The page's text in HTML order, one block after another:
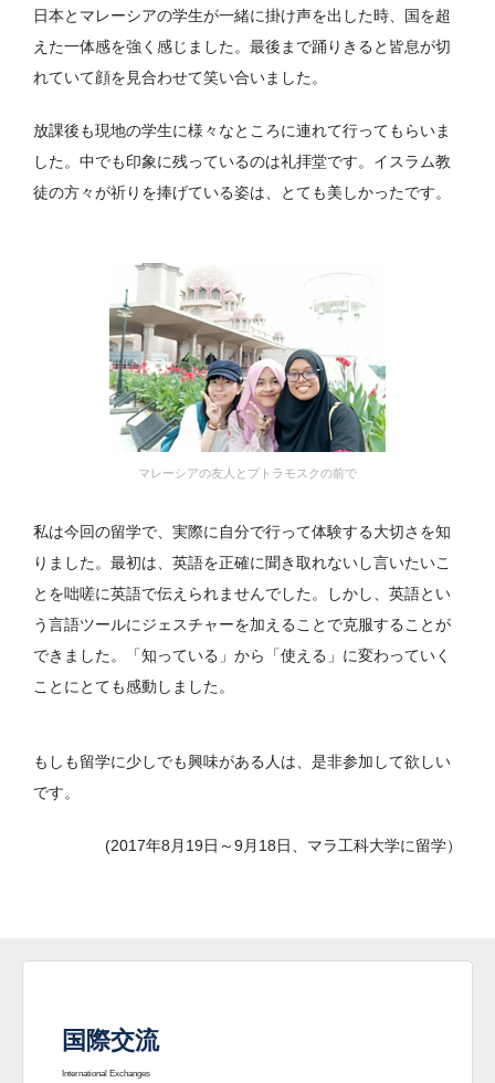
日本とマレーシアの学生が一緒に掛け声を出した時、国を超
えた一体感を強く感じました。最後まで踊りきると皆息が切
れていて顔を見合わせて笑い合いました。
放課後も現地の学生に様々なところに連れて行ってもらいま
した。中でも印象に残っているのは礼拝堂です。イスラム教
徒の方々が祈りを捧げている姿は、とても美しかったです。
マレーシアの友人とプトラモスクの前で
私は今回の留学で、実際に自分で行って体験する大切さを知
りました。最初は、英語を正確に聞き取れないし言いたいこ
とを咄嗟に英語で伝えられませんでした。しかし、英語とい
う言語ツールにジェスチャーを加えることで克服することが
できました。「知っている」から「使える」に変わっていく
ことにとても感動しました。
もしも留学に少しでも興味がある人は、是非参加して欲しい
です。
(2017年8月19日～9月18日、マラ工科大学に留学）
国際交流
International Exchanges